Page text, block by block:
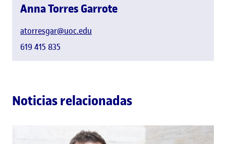
Anna Torres Garrote
atorresgar@uoc.edu
619 415 835
Noticias relacionadas